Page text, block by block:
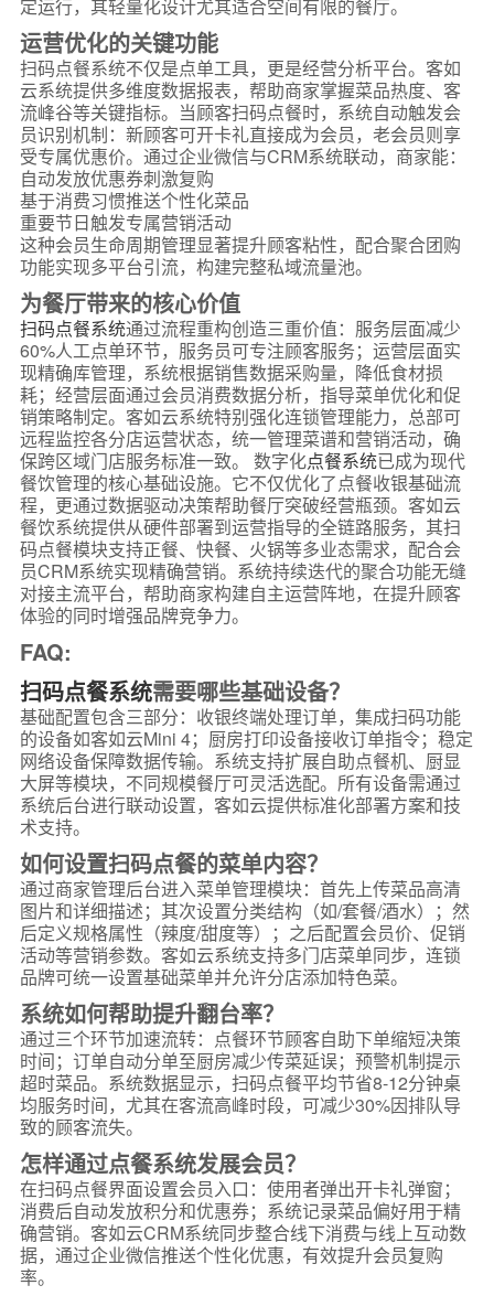
定运行，其轻量化设计尤其适合空间有限的餐厅。
运营优化的关键功能
扫码点餐系统不仅是点单工具，更是经营分析平台。客如
云系统提供多维度数据报表，帮助商家掌握菜品热度、客
流峰谷等关键指标。当顾客扫码点餐时，系统自动触发会
员识别机制：新顾客可开卡礼直接成为会员，老会员则享
受专属优惠价。通过企业微信与CRM系统联动，商家能：
自动发放优惠券刺激复购
基于消费习惯推送个性化菜品
重要节日触发专属营销活动
这种会员生命周期管理显著提升顾客粘性，配合聚合团购
功能实现多平台引流，构建完整私域流量池。
为餐厅带来的核心价值
扫码点餐系统通过流程重构创造三重价值：服务层面减少
60%人工点单环节，服务员可专注顾客服务；运营层面实
现精确库管理，系统根据销售数据采购量，降低食材损
耗；经营层面通过会员消费数据分析，指导菜单优化和促
销策略制定。客如云系统特别强化连锁管理能力，总部可
远程监控各分店运营状态，统一管理菜谱和营销活动，确
保跨区域门店服务标准一致。 数字化点餐系统已成为现代
餐饮管理的核心基础设施。它不仅优化了点餐收银基础流
程，更通过数据驱动决策帮助餐厅突破经营瓶颈。客如云
餐饮系统提供从硬件部署到运营指导的全链路服务，其扫
码点餐模块支持正餐、快餐、火锅等多业态需求，配合会
员CRM系统实现精确营销。系统持续迭代的聚合功能无缝
对接主流平台，帮助商家构建自主运营阵地，在提升顾客
体验的同时增强品牌竞争力。
FAQ:
扫码点餐系统需要哪些基础设备？
基础配置包含三部分：收银终端处理订单，集成扫码功能
的设备如客如云Mini 4；厨房打印设备接收订单指令；稳定
网络设备保障数据传输。系统支持扩展自助点餐机、厨显
大屏等模块，不同规模餐厅可灵活选配。所有设备需通过
系统后台进行联动设置，客如云提供标准化部署方案和技
术支持。
如何设置扫码点餐的菜单内容？
通过商家管理后台进入菜单管理模块：首先上传菜品高清
图片和详细描述；其次设置分类结构（如/套餐/酒水）；然
后定义规格属性（辣度/甜度等）；之后配置会员价、促销
活动等营销参数。客如云系统支持多门店菜单同步，连锁
品牌可统一设置基础菜单并允许分店添加特色菜。
系统如何帮助提升翻台率？
通过三个环节加速流转：点餐环节顾客自助下单缩短决策
时间；订单自动分单至厨房减少传菜延误；预警机制提示
超时菜品。系统数据显示，扫码点餐平均节省8-12分钟桌
均服务时间，尤其在客流高峰时段，可减少30%因排队导
致的顾客流失。
怎样通过点餐系统发展会员？
在扫码点餐界面设置会员入口：使用者弹出开卡礼弹窗；
消费后自动发放积分和优惠券；系统记录菜品偏好用于精
确营销。客如云CRM系统同步整合线下消费与线上互动数
据，通过企业微信推送个性化优惠，有效提升会员复购
率。